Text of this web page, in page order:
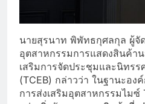
นายสุรนาท พิพัทธกุศลกุล ผู้จั
อุตสาหกรรมการแสดงสินค้า
เสริมการจัดประชุมและนิทร
(TCEB) กล่าวว่า ในฐานะอง
การส่งเสริมอุตสาหกรรมไม